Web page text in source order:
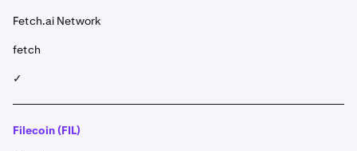
Fetch.ai Network
fetch
✓
Filecoin (FIL)